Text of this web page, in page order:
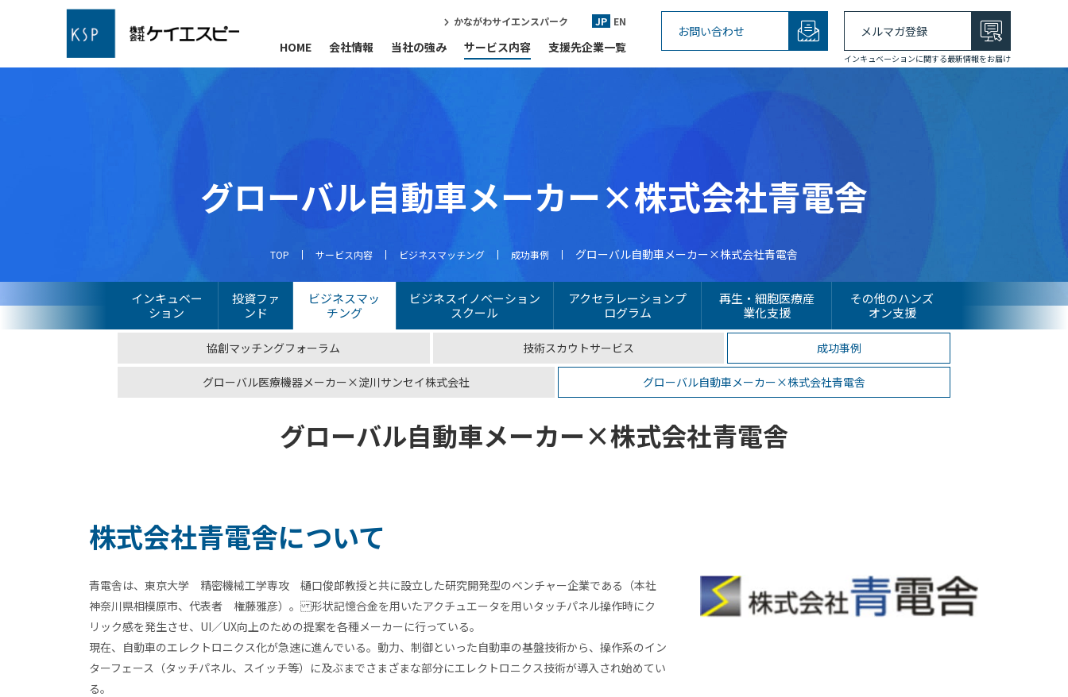
かながわサイエンスパーク JP EN
お問い合わせ メルマガ登録
インキュベーションに関する最新情報をお届け
HOME 会社情報 当社の強み サービス内容 支援先企業一覧
TOP サービス内容 ビジネスマッチング 成功事例 グローバル自動車メーカー×株式会社青電舎
グローバル自動車メーカー×株式会社青電舎
インキュベー
ション
投資ファ
ンド
ビジネスマッ
チング
協創マッチングフォーラム 技術スカウトサービス 成功事例
グローバル医療機器メーカー×淀川サンセイ株式会社 グローバル自動車メーカー×株式会社青電舎
ビジネスイノベーション
スクール
アクセラレーションプ
ログラム
再生・細胞医療産
業化支援
その他のハンズ
オン支援
グローバル自動車メーカー×株式会社青電舎
株式会社青電舎について
青電舎は、東京大学 精密機械工学専攻 樋口俊郎教授と共に設立した研究開発型のベンチャー企業である（本社
神奈川県相模原市、代表者 権藤雅彦）。 形状記憶合金を用いたアクチュエータを用いタッチパネル操作時にク
リック感を発生させ、UI／UX向上のための提案を各種メーカーに行っている。
現在、自動車のエレクトロニクス化が急速に進んでいる。動力、制御といった自動車の基盤技術から、操作系のイン
ターフェース（タッチパネル、スイッチ等）に及ぶまでさまざまな部分にエレクトロニクス技術が導入され始めてい
る。